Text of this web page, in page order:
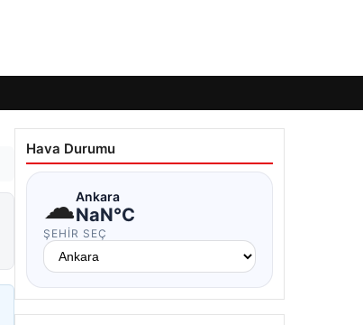
Hava Durumu
☁Ankara
NaN°C
ŞEHIR SEÇ